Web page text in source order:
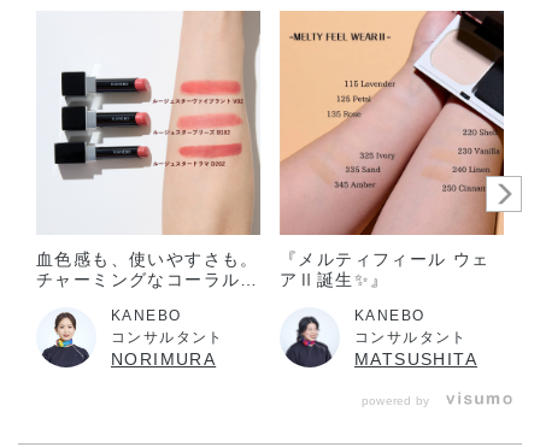
美的GRAND 美容賢者が選ぶ2024上半期ベストコスメリップ部
門 第1位（V07での受賞）
美的GRAND 読者が選ぶ2024上半期ベストコスメ
リップ部門 第1位（V07での受賞）
美ST 2024年上半期ベストSSTコスメ
美ST 2024年上半期ベストSSTコスメ
リップ賞 1位（V07での受賞）
リップ部門 1位
éclat 2024年上半期 大人の肌を輝かせるéclatベストコスメ大賞
子供や認知症の方などの誤食等を防ぐため、置き場所にご注
血色感も、使いやすさも。
チャーミングなコーラルレ
KANEBO
コンサルタント
NORIMURA
『メルティフィール ウェ
アⅡ誕生✨』
KANEBO
コンサルタント
MATSUSHITA
powered by